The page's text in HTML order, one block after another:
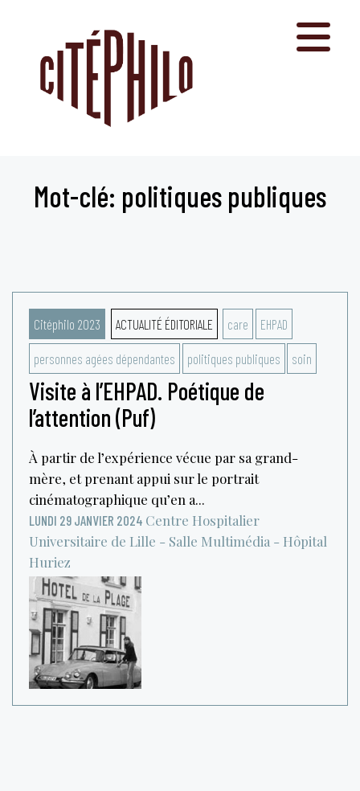
Mot-clé: politiques publiques
Citéphilo 2023 ACTUALITÉ ÉDITORIALE care EHPAD
personnes agées dépendantes politiques publiques soin
Visite à l’EHPAD. Poétique de
l’attention (Puf)
À partir de l’expérience vécue par sa grand-
mère, et prenant appui sur le portrait
cinématographique qu’en a...
LUNDI 29 JANVIER 2024 Centre Hospitalier
Universitaire de Lille - Salle Multimédia - Hôpital
Huriez